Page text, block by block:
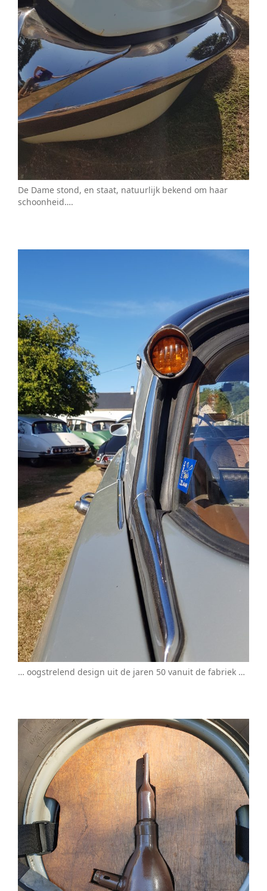
De Dame stond, en staat, natuurlijk bekend om haar
schoonheid….
… oogstrelend design uit de jaren 50 vanuit de fabriek …